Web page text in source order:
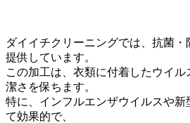
ダイイチクリーニングでは、抗菌
提供しています。
この加工は、衣類に付着したウイ
潔さを保ちます。
特に、インフルエンザウイルスや新
て効果的で、